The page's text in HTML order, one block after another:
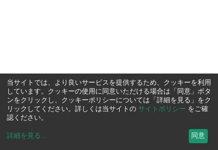
当サイトでは、より良いサービスを提供するため、クッキーを利用
しています。クッキーの使用に同意いただける場合は「同意」ボタ
ンをクリックし、クッキーポリシーについては「詳細を見る」をク
リックしてください。詳しくは当サイトの サイトポリシー をご確
認ください。
詳細を見る ... 同意